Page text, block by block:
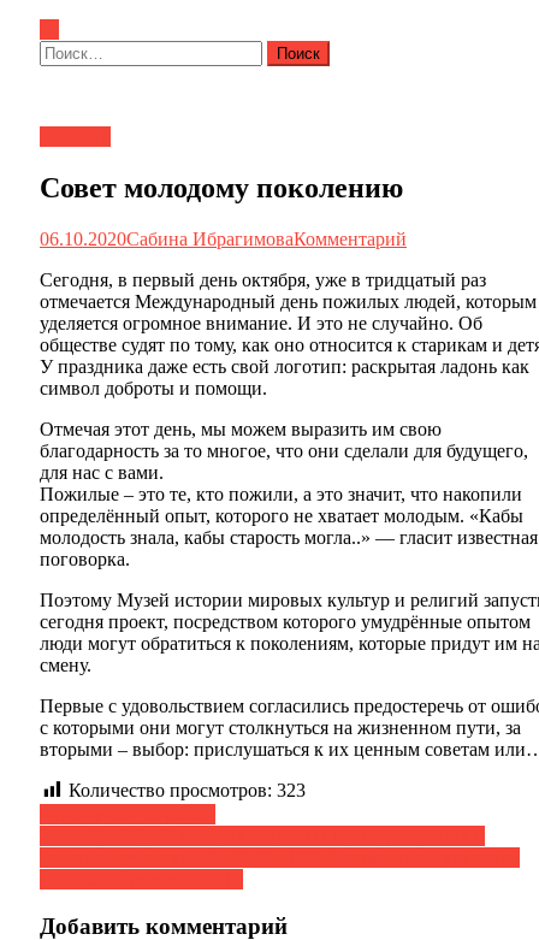
Найти:
Совет молодому поколению
06.10.2020Сабина ИбрагимоваКомментарий
Сегодня, в первый день октября, уже в тридцатый раз
отмечается Международный день пожилых людей, которым
уделяется огромное внимание. И это не случайно. Об
обществе судят по тому, как оно относится к старикам и
У праздника даже есть свой логотип: раскрытая ладонь как
символ доброты и помощи.
Отмечая этот день, мы можем выразить им свою
благодарность за то многое, что они сделали для будущего,
для нас с вами.
Пожилые – это те, кто пожили, а это значит, что накопили
определённый опыт, которого не хватает молодым. «Кабы
молодость знала, кабы старость могла..» — гласит известная
поговорка.
Поэтому Музей истории мировых культур и религий
сегодня проект, посредством которого умудрённые опытом
люди могут обратиться к поколениям, которые придут им
смену.
Первые с удовольствием согласились предостеречь от
с которыми они могут столкнуться на жизненном пути, за
вторыми – выбор: прислушаться к их ценным советам
Количество просмотров: 323
Навигация
по
записям
Добавить комментарий